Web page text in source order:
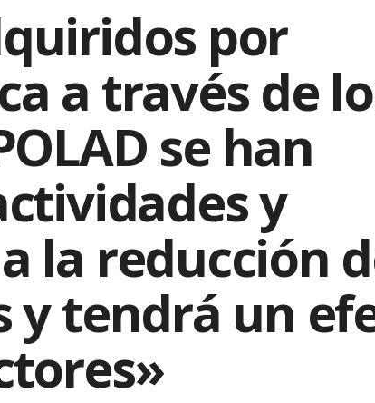
por
a través de
se han
y
la reducción
y tendrá un